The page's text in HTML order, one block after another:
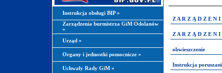
Instrukcja obsługi BIP»
Zarządzenia burmistrza GiM Odolanów
»
Urząd »
Organy i jednostki pomocnicze »
Uchwały Rady GiM »
Z A R Z Ą D Z E N I
Z A R Z Ą D Z E N I
obwieszczenie
Instrukcja